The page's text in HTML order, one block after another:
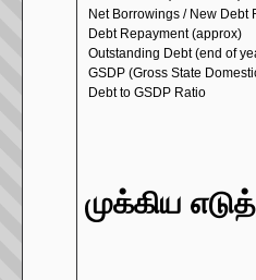
Net Borrowings / New Debt
Debt Repayment (approx)
Outstanding Debt (end of
GSDP (Gross State
Debt to GSDP Ratio
முக்கிய